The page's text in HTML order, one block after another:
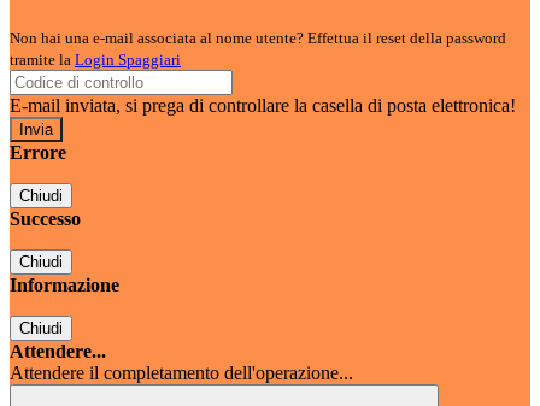
Non hai una e-mail associata al nome utente? Effettua il reset della password
tramite la Login Spaggiari
E-mail inviata, si prega di controllare la casella di posta elettronica!
Errore
Chiudi
Successo
Chiudi
Informazione
Chiudi
Attendere...
Attendere il completamento dell'operazione...